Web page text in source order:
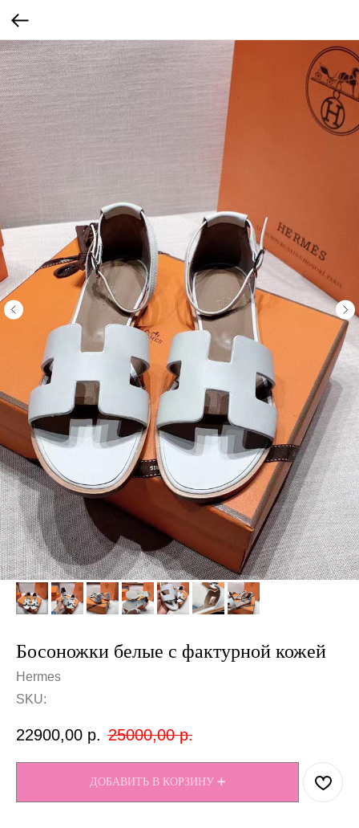
Босоножки белые с фактурной кожей
Hermes
SKU:
22900,00 р. 25000,00 р.
ДОБАВИТЬ В КОРЗИНУ ➕